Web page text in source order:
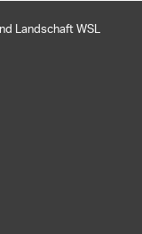
Landschaft WSL